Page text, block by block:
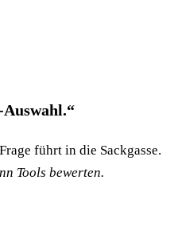
führt in die Sackgasse.
Tools bewerten.